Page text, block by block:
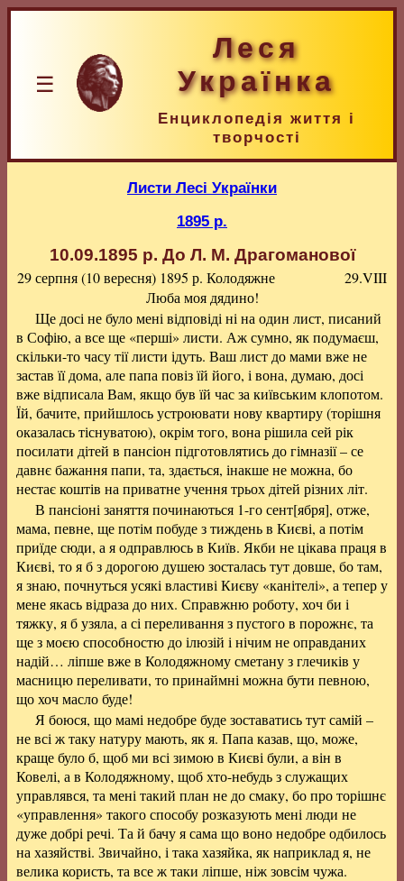
☰
Леся
Українка
Енциклопедія життя і
творчості
Листи Лесі Українки
1895 р.
10.09.1895 р. До Л. М. Драгоманової
29 серпня (10 вересня) 1895 р. Колодяжне
29.VIII
Люба моя дядино!
Ще досі не було мені відповіді ні на один лист, писаний
в Софію, а все ще «перші» листи. Аж сумно, як подумаєш,
скільки-то часу тії листи ідуть. Ваш лист до мами вже не
застав її дома, але папа повіз їй його, і вона, думаю, досі
вже відписала Вам, якщо був їй час за київським клопотом.
Їй, бачите, прийшлось устроювати нову квартиру (торішня
оказалась тіснуватою), окрім того, вона рішила сей рік
посилати дітей в пансіон підготовлятись до гімназії – се
давнє бажання папи, та, здається, інакше не можна, бо
нестає коштів на приватне учення трьох дітей різних літ.
В пансіоні заняття починаються 1-го сент[ября], отже,
мама, певне, ще потім побуде з тиждень в Києві, а потім
приїде сюди, а я одправлюсь в Київ. Якби не цікава праця в
Києві, то я б з дорогою душею зосталась тут довше, бо там,
я знаю, почнуться усякі властиві Києву «канітелі», а тепер у
мене якась відраза до них. Справжню роботу, хоч би і
тяжку, я б узяла, а сі переливання з пустого в порожнє, та
ще з моєю способностю до ілюзій і нічим не оправданих
надій… ліпше вже в Колодяжному сметану з глечиків у
масницю переливати, то принаймні можна бути певною,
що хоч масло буде!
Я боюся, що мамі недобре буде зоставатись тут самій –
не всі ж таку натуру мають, як я. Папа казав, що, може,
краще було б, щоб ми всі зимою в Києві були, а він в
Ковелі, а в Колодяжному, щоб хто-небудь з служащих
управлявся, та мені такий план не до смаку, бо про торішнє
«управлення» такого способу розказують мені люди не
дуже добрі речі. Та й бачу я сама що воно недобре одбилось
на хазяйстві. Звичайно, і така хазяйка, як наприклад я, не
велика користь, та все ж таки ліпше, ніж зовсім чужа.